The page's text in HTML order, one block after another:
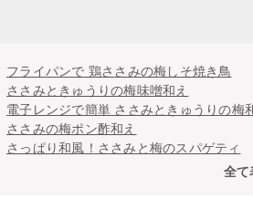
フライパンで 鶏ささみの梅しそ焼き鳥
ささみときゅうりの梅味噌和え
電子レンジで簡単 ささみときゅうりの梅
ささみの梅ポン酢和え
さっぱり和風！ささみと梅のスパゲティ
全て